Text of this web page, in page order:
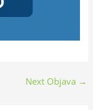
Next Objava →